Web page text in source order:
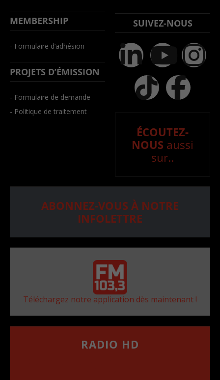
MEMBERSHIP
- Formulaire d’adhésion
PROJETS D’ÉMISSION
- Formulaire de demande
- Politique de traitement
SUIVEZ-NOUS
ÉCOUTEZ-
NOUS aussi
sur..
ABONNEZ-VOUS À NOTRE
INFOLETTRE
Téléchargez notre application dès maintenant !
RADIO HD